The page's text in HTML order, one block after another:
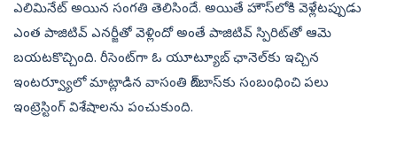
ఎలిమినేట్‌ అయిన సంగతి తెలిసిందే. అయితే హౌస్‌లోకి వెళ్లేటప్పుడు
ఎంత పాజిటివ్‌ ఎనర్జీతో వెళ్లిందో అంతే పాజిటివ్‌ స్పిరిట్‌తో ఆమె
బయటకొచ్చింది. రీసెంట్‌గా ఓ యూట్యూబ్‌ ఛానెల్‌కు ఇచ్చిన
ఇంటర్వ్యూలో మాట్లాడిన వాసంతి బిగ్‌బాస్‌కు సంబంధించి పలు
ఇంట్రెస్టింగ్‌ విశేషాలను పంచుకుంది.